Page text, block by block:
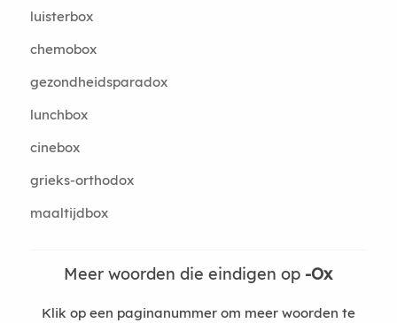
luisterbox
chemobox
gezondheidsparadox
lunchbox
cinebox
grieks-orthodox
maaltijdbox
Meer woorden die eindigen op -Ox
Klik op een paginanummer om meer woorden te